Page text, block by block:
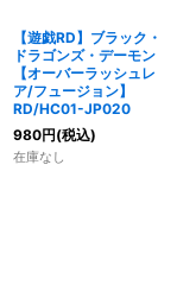
【遊戯RD】ブラック・
ドラゴンズ・デーモン
【オーバーラッシュレ
ア/フュージョン】
RD/HC01-JP020
980円(税込)
在庫なし